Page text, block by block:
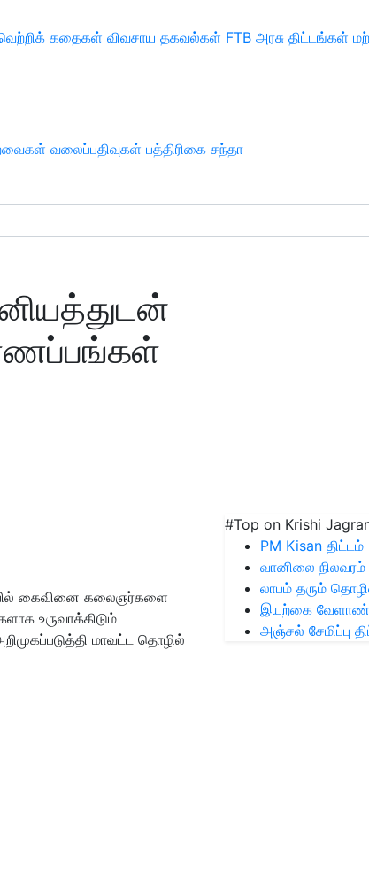
கதைகள் விவசாய தகவல்கள் FTB அரசு திட்டங்கள்
வலைப்பதிவுகள் பத்திரிகை சந்தா
கைவினை கலைஞர்களை
உருவாக்கிடும்
மாவட்ட தொழில்
#Top on Krishi
PM Kisan திட்டம்
வானிலை நிலவரம்
லாபம் தரும்
இயற்கை
அஞ்சல் சேமிப்பு